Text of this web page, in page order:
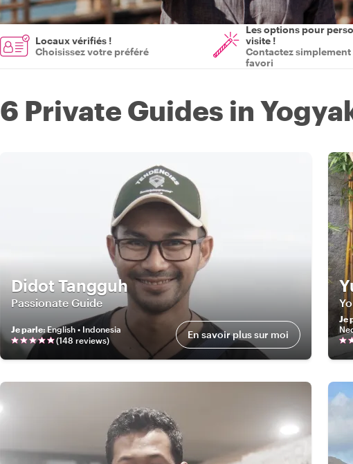
Locaux vérifiés !
Choisissez votre préféré
Les options pour
visite !
Contactez
favori
6 Private Guides in
Didot Tangguh
Passionate Guide
Je parle: English • Indonesia
(148 reviews) En savoir plus sur moi
Je